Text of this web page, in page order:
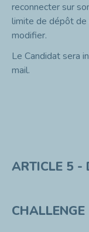
reconnecter sur
limite de dépôt de
modifier.
Le Candidat sera
mail.
ARTICLE 5 -
CHALLENGE